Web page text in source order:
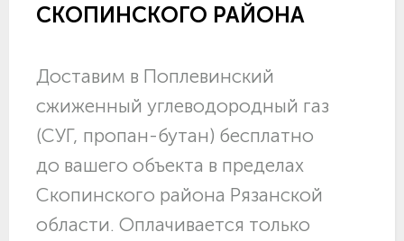
СКОПИНСКОГО РАЙОНА
Доставим в Поплевинский
сжиженный углеводородный газ
(СУГ, пропан-бутан) бесплатно
до вашего объекта в пределах
Скопинского района Рязанской
области. Оплачивается только